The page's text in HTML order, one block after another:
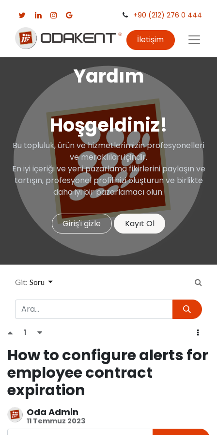
+90 (212) 276 0 444
İletişim
Yardım
Hoşgeldiniz!
Bu topluluk, ürün ve hizmetlerimizin profesyonelleri
ve meraklıları içindir.
En iyi içeriği ve yeni pazarlama fikirlerini paylaşın ve
tartışın, profesyonel profilinizi oluşturun ve birlikte
daha iyi bir pazarlamacı olun.
Giriş'i gizle Kayıt Ol
Git: Soru
1
How to configure alerts for
employee contract
expiration
Oda Admin
11 Temmuz 2023